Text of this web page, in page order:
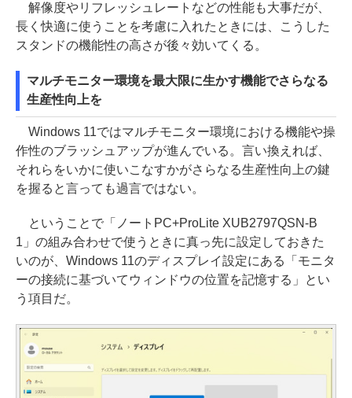
解像度やリフレッシュレートなどの性能も大事だが、
長く快適に使うことを考慮に入れたときには、こうした
スタンドの機能性の高さが後々効いてくる。
マルチモニター環境を最大限に生かす機能でさらなる
生産性向上を
Windows 11ではマルチモニター環境における機能や操
作性のブラッシュアップが進んでいる。言い換えれば、
それらをいかに使いこなすかがさらなる生産性向上の鍵
を握ると言っても過言ではない。
ということで「ノートPC+ProLite XUB2797QSN-B
1」の組み合わせで使うときに真っ先に設定しておきた
いのが、Windows 11のディスプレイ設定にある「モニタ
ーの接続に基づいてウィンドウの位置を記憶する」とい
う項目だ。